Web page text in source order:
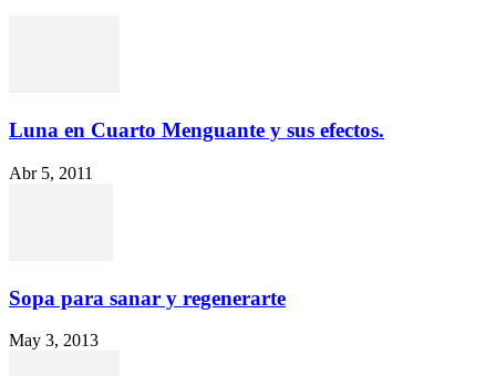
Luna en Cuarto Menguante y sus efectos.
Abr 5, 2011
Sopa para sanar y regenerarte
May 3, 2013